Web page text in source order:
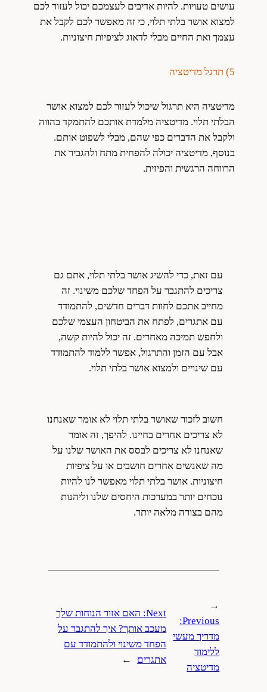
עושים טעויות. להיות אדיבים לעצמכם יכול לעזור לכם
למצוא אושר בלתי תלוי, כי זה מאפשר לכם לקבל את
עצמך ואת החיים מבלי לדאוג לציפיות חיצוניות.
5) תרגל מדיטציה
מדיטציה היא תרגול שיכול לעזור לכם למצוא אושר
הבלתי תלוי. מדיטציה מלמדת אותכם להתמקד בהווה
ולקבל את הדברים כפי שהם, מבלי לשפוט אותם.
בנוסף, מדיטציה יכולה להפחית מתח ולהגביר את
הרווחה הרגשית והפיזית.
עם זאת, כדי להשיג אושר בלתי תלוי, אתם גם
צריכים להתגבר על הפחד שלכם משינוי. זה
מחייב אתכם לחוות דברים חדשים, להתמודד
עם אתגרים, לפתח את הביטחון העצמי שלכם
ולחפש תמיכה מאחרים. זה יכול להיות קשה,
אבל עם הזמן והתרגול, אפשר ללמוד להתמודד
עם שינויים ולמצוא אושר בלתי תלוי.
חשוב לזכור שאושר בלתי תלוי לא אומר שאנחנו
לא צריכים אחרים בחיינו. להיפך, זה אומר
שאנחנו לא צריכים לבסס את האושר שלנו על
מה שאנשים אחרים חושבים או על ציפיות
חיצוניות. אושר בלתי תלוי מאפשר לנו להיות
נוכחים יותר במערכות היחסים שלנו וליהנות
מהם בצורה מלאה יותר.
←
Previous:
מדריך מעשי
ללימוד
מדיטציה
Next: האם אזור הנוחות שלך
מעכב אותך? איך להתגבר על
הפחד משינוי ולהתמודד עם
אתגרים
→